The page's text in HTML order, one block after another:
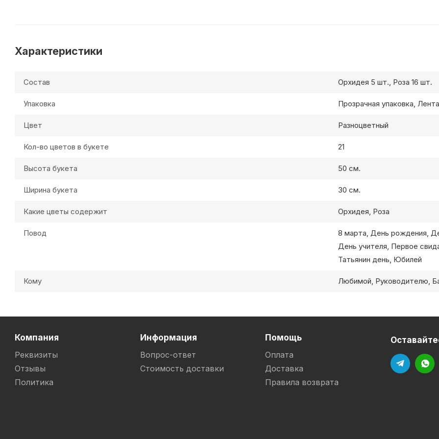
Характеристики
Состав Орхидея 5 шт., Роза 16 шт.
Упаковка Прозрачная упаковка, Лента
Цвет Разноцветный
Кол-во цветов в букете 21
Высота букета 50 см.
Ширина букета 30 см.
Какие цветы содержит Орхидея, Роза
Повод
8 марта, День рождения,
День учителя, Первое
Татьянин день, Юбилей
Кому Любимой, Руководителю,
Компания
Реквизиты
Отзывы
Политика
Информация
Вопрос-ответ
Стоимость доставки
Помощь
Оплата
Доставка
Правила возврата